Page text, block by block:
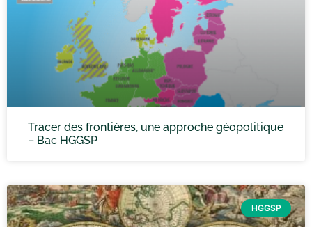
Tracer des frontières, une approche géopolitique
– Bac HGGSP
HGGSP